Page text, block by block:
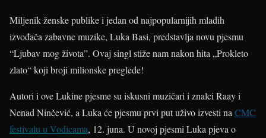
Miljenik ženske publike i jedan od najpopularnijih mladih
izvođača zabavne muzike, Luka Basi, predstavlja novu pjesmu
“Ljubav mog života”. Ovaj singl stiže nam nakon hita „Prokleto
zlato“ koji broji milionske preglede!
Autori i ove Lukine pjesme su iskusni muzičari i znalci Raay i
Nenad Ninčević, a Luka će pjesmu prvi put uživo izvesti na CMC
festivalu u Vodicama, 12. juna. U novoj pjesmi Luka pjeva o